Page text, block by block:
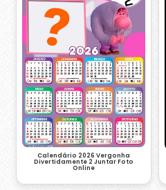
Calendário 2026 Vergonha
Divertidamente 2 Juntar Foto
Online